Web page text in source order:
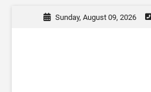
Sunday, August 09, 2026